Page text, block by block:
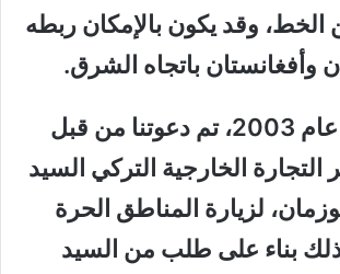
الخط، وقد يكون بالإمكان ربطه
وأفغانستان باتجاه الشرق.
في مطلع عام 2003، تم دعوتنا من قبل
التجارة الخارجية التركي السيد
لزيارة المناطق الحرة
وذلك بناء على طلب من السيد